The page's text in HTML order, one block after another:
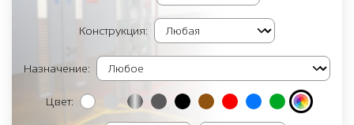
Конструкция:
Назначение:
Цвет: